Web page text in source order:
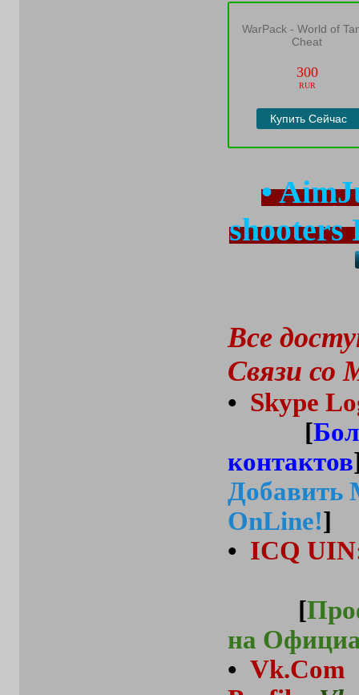
WarPack - World of
Cheat
300
RUR
Купить Сейчас
•
shooters
Все
Связи со
• Skype
[
контактов
Добавить
OnLine!]
• ICQ UIN
[
на
• Vk.Com